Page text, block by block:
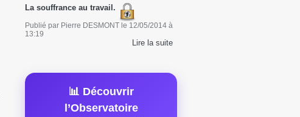
La souffrance au travail.
Publié par Pierre DESMONT le 12/05/2014 à
13:19
Lire la suite
📊 Découvrir
l’Observatoire